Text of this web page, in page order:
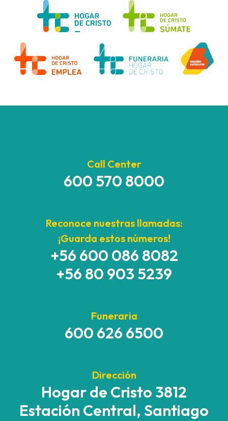
Call Center
600 570 8000
Reconoce nuestras llamadas:
¡Guarda estos números!
+56 600 086 8082
+56 80 903 5239
Funeraria
600 626 6500
Dirección
Hogar de Cristo 3812
Estación Central, Santiago